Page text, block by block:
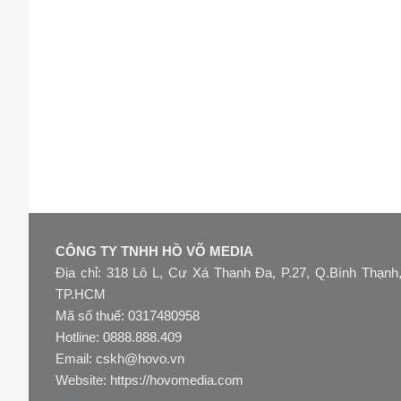
CÔNG TY TNHH HỒ VÕ MEDIA
Địa chỉ: 318 Lô L, Cư Xá Thanh Đa, P.27, Q.Bình Thạnh,
TP.HCM
Mã số thuế: 0317480958
Hotline: 0888.888.409
Email: cskh@hovo.vn
Website: https://hovomedia.com